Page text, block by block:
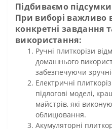
Підбиваємо підсумки
При виборі важливо
конкретні завдання
використання:
Ручні плиткорізи
домашнього
забезпечуючи
Електричні
підлогові моделі,
майстрів, які
облицювання.
Акумуляторні